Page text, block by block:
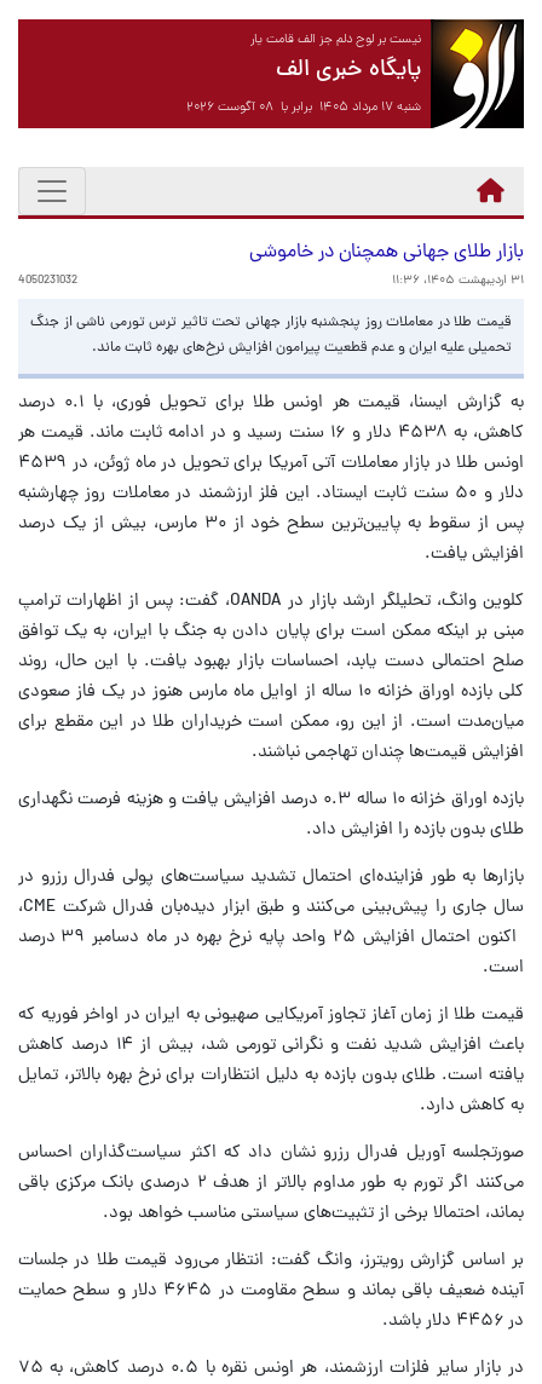
نیست بر لوح دلم جز الف قامت یار
پایگاه خبری الف
شنبه ۱۷ مرداد ۱۴۰۵ برابر با ۰۸ آگوست ۲۰۲۶
بازار طلای جهانی همچنان در خاموشی
۳۱ اردیبهشت ۱۴۰۵، ۱۱:۳۶ 4050231032
قیمت طلا در معاملات روز پنجشنبه بازار جهانی تحت تاثیر ترس تورمی ناشی از جنگ
تحمیلی علیه ایران و عدم قطعیت پیرامون افزایش نرخ‌های بهره ثابت ماند.
به گزارش ایسنا، قیمت هر اونس طلا برای تحویل فوری، با ۰.۱ درصد
کاهش، به ۴۵۳۸ دلار و ۱۶ سنت رسید و در ادامه ثابت ماند. قیمت هر
اونس طلا در بازار معاملات آتی آمریکا برای تحویل در ماه ژوئن، در ۴۵۳۹
دلار و ۵۰ سنت ثابت ایستاد. این فلز ارزشمند در معاملات روز چهارشنبه
پس از سقوط به پایین‌ترین سطح خود از ۳۰ مارس، بیش از یک درصد
افزایش یافت.
کلوین وانگ، تحلیلگر ارشد بازار در OANDA، گفت: پس از اظهارات ترامپ
مبنی بر اینکه ممکن است برای پایان دادن به جنگ با ایران، به یک توافق
صلح احتمالی دست یابد، احساسات بازار بهبود یافت. با این حال، روند
کلی بازده اوراق خزانه ۱۰ ساله از اوایل ماه مارس هنوز در یک فاز صعودی
میان‌مدت است. از این رو، ممکن است خریداران طلا در این مقطع برای
افزایش قیمت‌ها چندان تهاجمی نباشند.
بازده اوراق خزانه ۱۰ ساله ۰.۳ درصد افزایش یافت و هزینه فرصت نگهداری
طلای بدون بازده را افزایش داد.
بازارها به طور فزاینده‌ای احتمال تشدید سیاست‌های پولی فدرال رزرو در
سال جاری را پیش‌بینی می‌کنند و طبق ابزار دیده‌بان فدرال شرکت CME،
اکنون احتمال افزایش ۲۵ واحد پایه نرخ بهره در ماه دسامبر ۳۹ درصد
است.
قیمت طلا از زمان آغاز تجاوز آمریکایی صهیونی به ایران در اواخر فوریه که
باعث افزایش شدید نفت و نگرانی تورمی شد، بیش از ۱۴ درصد کاهش
یافته است. طلای بدون بازده به دلیل انتظارات برای نرخ بهره بالاتر، تمایل
به کاهش دارد.
صورتجلسه آوریل فدرال رزرو نشان داد که اکثر سیاست‌گذاران احساس
می‌کنند اگر تورم به طور مداوم بالاتر از هدف ۲ درصدی بانک مرکزی باقی
بماند، احتمالا برخی از تثبیت‌های سیاستی مناسب خواهد بود.
بر اساس گزارش رویترز، وانگ گفت: انتظار می‌رود قیمت طلا در جلسات
آینده ضعیف باقی بماند و سطح مقاومت در ۴۶۴۵ دلار و سطح حمایت
در ۴۴۵۶ دلار باشد.
در بازار سایر فلزات ارزشمند، هر اونس نقره با ۰.۵ درصد کاهش، به ۷۵